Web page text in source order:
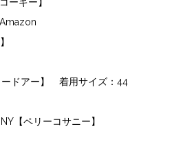
Amazon
ドアー】 着用サイズ：44
【ペリーコサニー】